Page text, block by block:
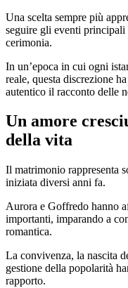
Una scelta sempre più
seguire gli eventi principali
cerimonia.
In un’epoca in cui ogni
reale, questa discrezione
autentico il racconto delle
Un amore
della vita
Il matrimonio rappresenta
iniziata diversi anni fa.
Aurora e Goffredo hanno
importanti, imparando a
romantica.
La convivenza, la nascita
gestione della popolarità
rapporto.